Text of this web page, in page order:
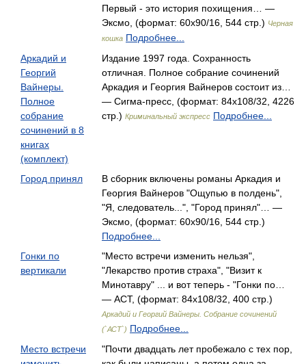
Первый - это история похищения… —
Эксмо, (формат: 60x90/16, 544 стр.) Черная
кошка Подробнее...
Аркадий и
Георгий
Вайнеры.
Полное
собрание
сочинений в 8
книгах
(комплект)
Издание 1997 года. Сохранность
отличная. Полное собрание сочинений
Аркадия и Георгия Вайнеров состоит из…
— Сигма-пресс, (формат: 84x108/32, 4226
стр.) Криминальный экспресс Подробнее...
Город принял
В сборник включены романы Аркадия и
Георгия Вайнеров "Ощупью в полдень",
"Я, следователь...", "Город принял"… —
Эксмо, (формат: 60x90/16, 544 стр.)
Подробнее...
Гонки по
вертикали
"Место встречи изменить нельзя",
"Лекарство против страха", "Визит к
Минотавру" ... и вот теперь - "Гонки по…
— АСТ, (формат: 84x108/32, 400 стр.)
Аркадий и Георгий Вайнеры. Собрание сочинений
(`АСТ`) Подробнее...
Место встречи
"Почти двадцать лет пробежало с тех пор,